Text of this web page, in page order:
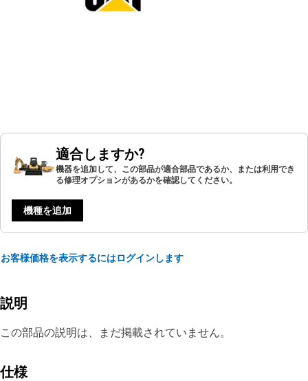
適合しますか?
機器を追加して、この部品が適合部品であるか、または利用でき
る修理オプションがあるかを確認してください。
機種を追加
お客様価格を表示するにはログインします
説明
この部品の説明は、まだ掲載されていません。
仕様